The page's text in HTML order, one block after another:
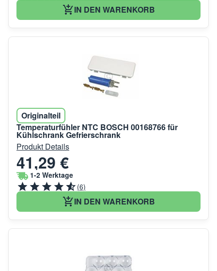
IN DEN WARENKORB
Originalteil
Temperaturfühler NTC BOSCH 00168766 für
Kühlschrank Gefrierschrank
Produkt Details
41,29 €
1-2 Werktage
(6)
IN DEN WARENKORB